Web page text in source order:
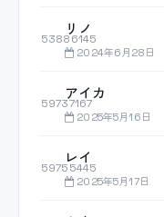
53886145
リノ
2024年6月28日
59737167
アイカ
2025年5月16日
59755445
レイ
2025年5月17日